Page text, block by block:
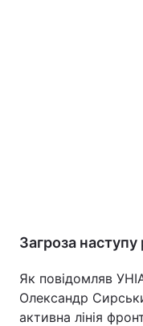
Загроза наступу
Як повідомляв
Олександр
активна лінія